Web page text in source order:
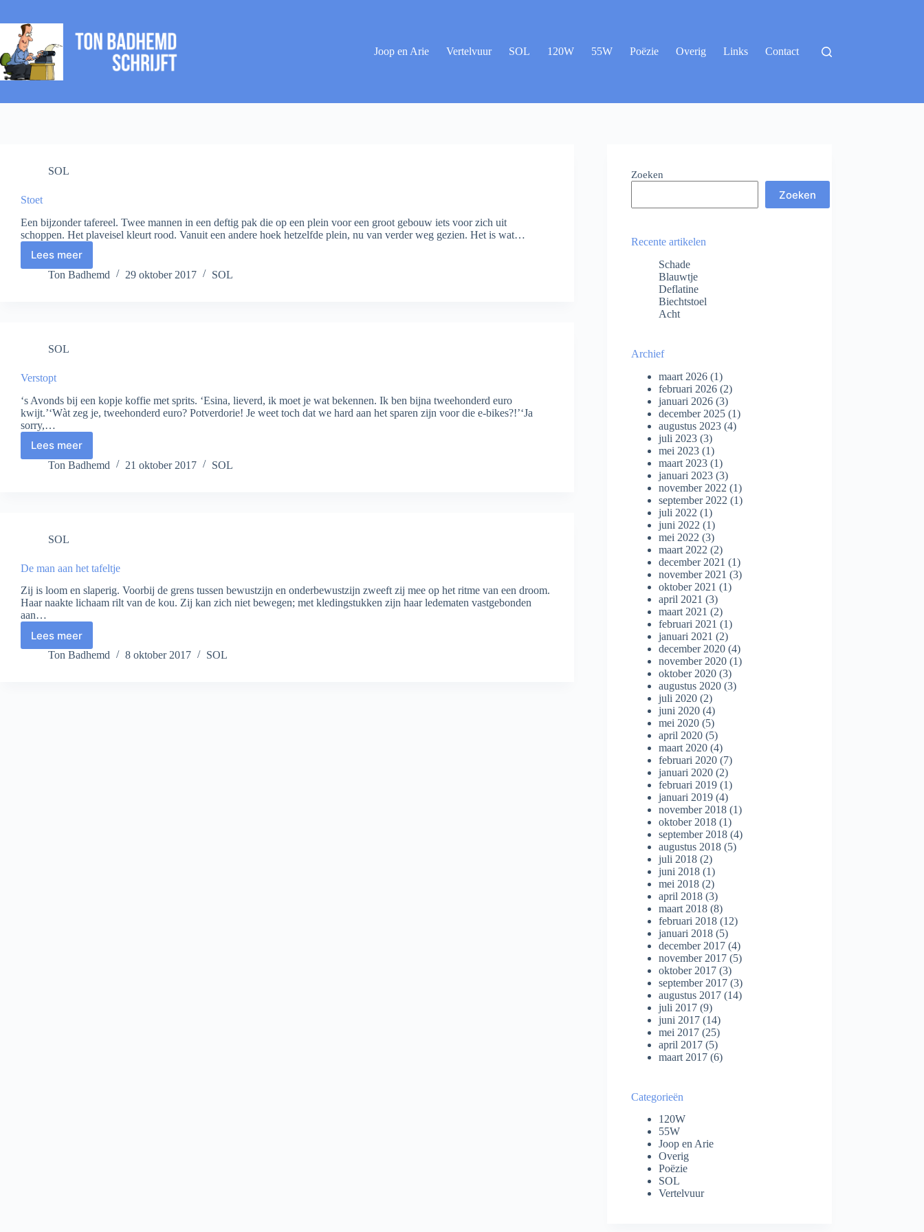
inhoud
Joop en Arie Vertelvuur SOL 120W 55W Poëzie Overig Links Contact
SOL
Stoet
Een bijzonder tafereel. Twee mannen in een deftig pak die op een plein voor een groot gebouw iets voor zich uit
schoppen. Het plaveisel kleurt rood. Vanuit een andere hoek hetzelfde plein, nu van verder weg gezien. Het is wat…
Lees meer
Stoet
Ton Badhemd 29 oktober 2017 SOL
SOL
Verstopt
‘s Avonds bij een kopje koffie met sprits. ‘Esina, lieverd, ik moet je wat bekennen. Ik ben bijna tweehonderd euro
kwijt.’‘Wàt zeg je, tweehonderd euro? Potverdorie! Je weet toch dat we hard aan het sparen zijn voor die e-bikes?!’‘Ja
sorry,…
Lees meer
Verstopt
Ton Badhemd 21 oktober 2017 SOL
SOL
De man aan het tafeltje
Zij is loom en slaperig. Voorbij de grens tussen bewustzijn en onderbewustzijn zweeft zij mee op het ritme van een droom.
Haar naakte lichaam rilt van de kou. Zij kan zich niet bewegen; met kledingstukken zijn haar ledematen vastgebonden
aan…
Lees meer
De
man
Ton Badhemd 8 oktober 2017 SOL
Zoeken
Zoeken
Recente artikelen
Schade
Blauwtje
Deflatine
Biechtstoel
Acht
Archief
maart 2026 (1)
februari 2026 (2)
januari 2026 (3)
december 2025 (1)
augustus 2023 (4)
juli 2023 (3)
mei 2023 (1)
maart 2023 (1)
januari 2023 (3)
november 2022 (1)
september 2022 (1)
juli 2022 (1)
juni 2022 (1)
mei 2022 (3)
maart 2022 (2)
december 2021 (1)
november 2021 (3)
oktober 2021 (1)
april 2021 (3)
maart 2021 (2)
februari 2021 (1)
januari 2021 (2)
december 2020 (4)
november 2020 (1)
oktober 2020 (3)
augustus 2020 (3)
juli 2020 (2)
juni 2020 (4)
mei 2020 (5)
april 2020 (5)
maart 2020 (4)
februari 2020 (7)
januari 2020 (2)
februari 2019 (1)
januari 2019 (4)
november 2018 (1)
oktober 2018 (1)
september 2018 (4)
augustus 2018 (5)
juli 2018 (2)
juni 2018 (1)
mei 2018 (2)
april 2018 (3)
maart 2018 (8)
februari 2018 (12)
januari 2018 (5)
december 2017 (4)
november 2017 (5)
oktober 2017 (3)
september 2017 (3)
augustus 2017 (14)
juli 2017 (9)
juni 2017 (14)
mei 2017 (25)
april 2017 (5)
maart 2017 (6)
Categorieën
120W
55W
Joop en Arie
Overig
Poëzie
SOL
Vertelvuur